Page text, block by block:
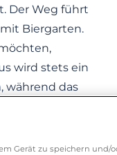
Der Weg führt
Biergarten.
wird stets ein
während das
Fischerfest,
wenn
Gerät zu speichern und/